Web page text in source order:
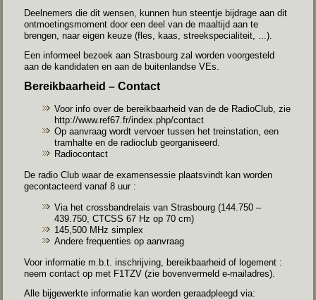
Deelnemers die dit wensen, kunnen hun steentje bijdrage aan dit
ontmoetingsmoment door een deel van de maaltijd aan te
brengen, naar eigen keuze (fles, kaas, streekspecialiteit, ...).
Een informeel bezoek aan Strasbourg zal worden voorgesteld
aan de kandidaten en aan de buitenlandse VEs.
Bereikbaarheid – Contact
Voor info over de bereikbaarheid van de de RadioClub, zie
http://www.ref67.fr/index.php/contact
Op aanvraag wordt vervoer tussen het treinstation, een
tramhalte en de radioclub georganiseerd.
Radiocontact
De radio Club waar de examensessie plaatsvindt kan worden
gecontacteerd vanaf 8 uur :
Via het crossbandrelais van Strasbourg (144.750 –
439.750, CTCSS 67 Hz op 70 cm)
145,500 MHz simplex
Andere frequenties op aanvraag
Voor informatie m.b.t. inschrijving, bereikbaarheid of logement :
neem contact op met F1TZV (zie bovenvermeld e-mailadres).
Alle bijgewerkte informatie kan worden geraadpleegd via: